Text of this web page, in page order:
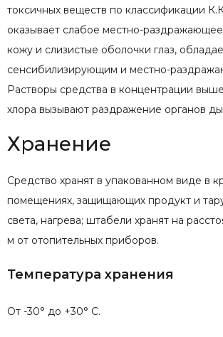
токсичных веществ по классификации
оказывает слабое местно-
кожу и слизистые оболочки глаз,
сенсибилизирующим и местно-
Растворы средства в концентрации
хлора вызывают раздражение органов
Хранение
Средство хранят в упакованном виде в
помещениях, защищающих продукт и
света, нагрева; штабели хранят на
м от отопительных приборов.
Температура хранения
От -30° до +30° С.